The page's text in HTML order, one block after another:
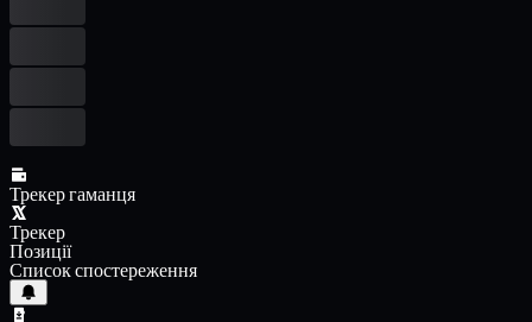
Трекер гаманця
Трекер
Позиції
Список спостереження